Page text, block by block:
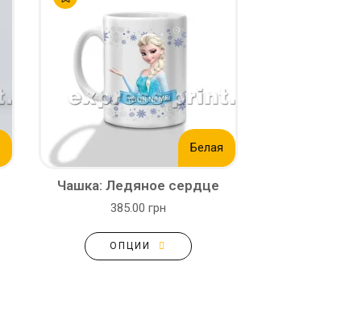
Белая
Чашка: Ледяное сердце
385.00 грн
ОПЦИИ